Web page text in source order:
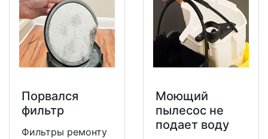
Порвался
фильтр
Фильтры ремонту
Моющий
пылесос не
подает воду